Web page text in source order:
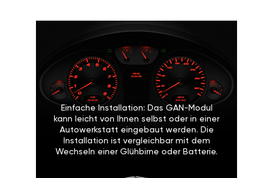
Einfache Installation: Das GAN-Modul
kann leicht von Ihnen selbst oder in einer
Autowerkstatt eingebaut werden. Die
Installation ist vergleichbar mit dem
Wechseln einer Glühbirne oder Batterie.